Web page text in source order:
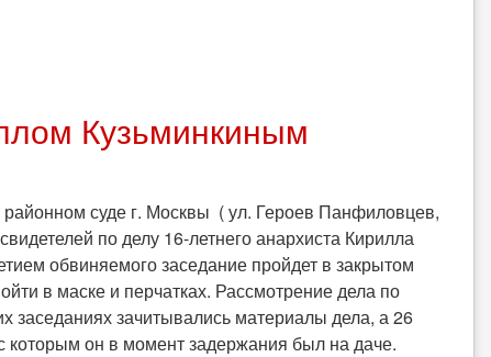
Кузьминкиным
суде г. Москвы ( ул. Героев Панфиловцев,
по делу 16-летнего анархиста Кирилла
обвиняемого заседание пройдет в закрытом
в маске и перчатках. Рассмотрение дела по
заседаниях зачитывались материалы дела, а 26
он в момент задержания был на даче.